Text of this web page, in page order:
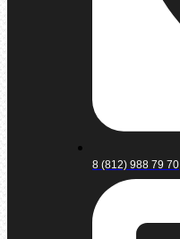
8 (812) 988 79 70